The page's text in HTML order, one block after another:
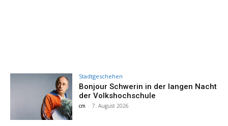
Stadtgeschehen
Bonjour Schwerin in der langen Nacht
der Volkshochschule
cm - 7. August 2026